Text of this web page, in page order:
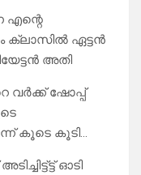
എന്റെ
ക്ലാസിൽ ഏട്ടൻ
അതി
വർക്ക്‌ ഷോപ്പ്
കൂടെ കൂടി…
ഓടി